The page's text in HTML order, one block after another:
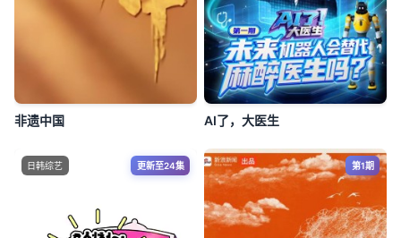
非遗中国 AI了，大医生
日韩综艺 更新至24集 第1期